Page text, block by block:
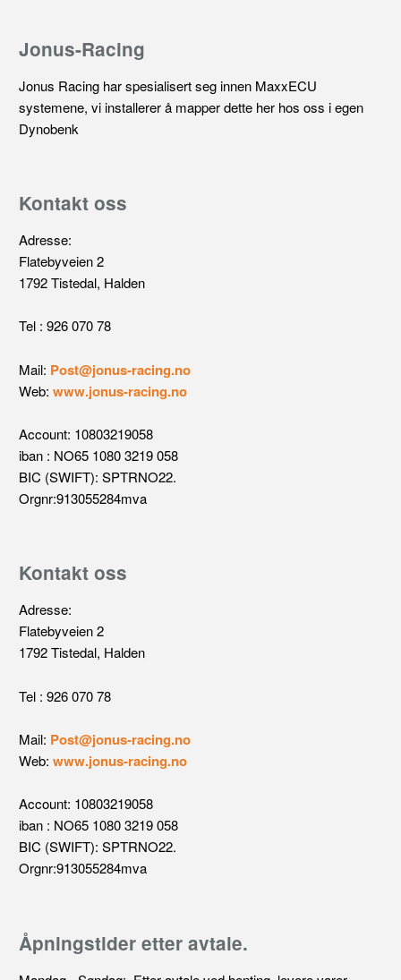
Jonus-Racing
Jonus Racing har spesialisert seg innen MaxxECU
systemene, vi installerer å mapper dette her hos oss i egen
Dynobenk
Kontakt oss
Adresse:
Flatebyveien 2
1792 Tistedal, Halden
Tel : 926 070 78
Mail: Post@jonus-racing.no
Web: www.jonus-racing.no
Account: 10803219058
iban : NO65 1080 3219 058
BIC (SWIFT): SPTRNO22.
Orgnr:913055284mva
Kontakt oss
Adresse:
Flatebyveien 2
1792 Tistedal, Halden
Tel : 926 070 78
Mail: Post@jonus-racing.no
Web: www.jonus-racing.no
Account: 10803219058
iban : NO65 1080 3219 058
BIC (SWIFT): SPTRNO22.
Orgnr:913055284mva
Åpningstider etter avtale.